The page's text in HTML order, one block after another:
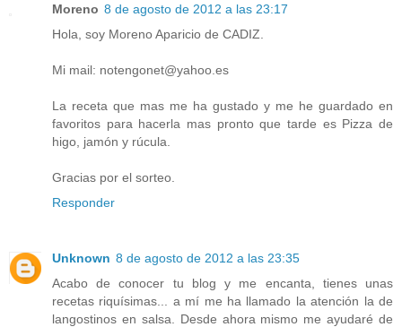
Moreno 8 de agosto de 2012 a las 23:17
Hola, soy Moreno Aparicio de CADIZ.
Mi mail: notengonet@yahoo.es
La receta que mas me ha gustado y me he guardado en
favoritos para hacerla mas pronto que tarde es Pizza de
higo, jamón y rúcula.
Gracias por el sorteo.
Responder
Unknown 8 de agosto de 2012 a las 23:35
Acabo de conocer tu blog y me encanta, tienes unas
recetas riquísimas... a mí me ha llamado la atención la de
langostinos en salsa. Desde ahora mismo me ayudaré de